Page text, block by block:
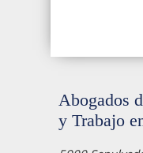
Abogados
y Trabajo